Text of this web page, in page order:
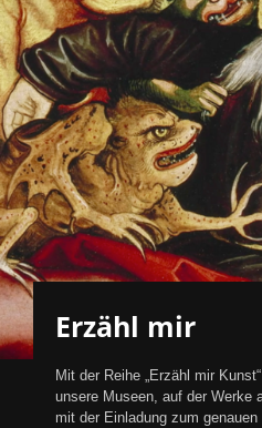
Erzähl mir
Mit der Reihe „Erzähl mir
unsere Museen, auf der Werke
mit der Einladung zum